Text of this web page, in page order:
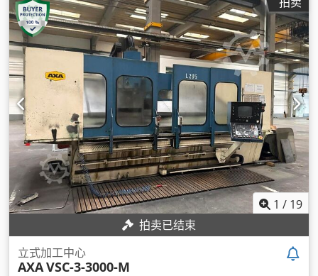
1 / 19
拍卖已结束
立式加工中心
AXAVSC-3-3000-M